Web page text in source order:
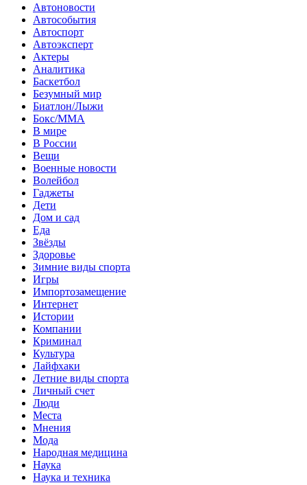
Автоновости
Автособытия
Автоспорт
Автоэксперт
Актеры
Аналитика
Баскетбол
Безумный мир
Биатлон/Лыжи
Бокс/MMA
В мире
В России
Вещи
Военные новости
Волейбол
Гаджеты
Дети
Дом и сад
Еда
Звёзды
Здоровье
Зимние виды спорта
Игры
Импортозамещение
Интернет
Истории
Компании
Криминал
Культура
Лайфхаки
Летние виды спорта
Личный счет
Люди
Места
Мнения
Мода
Народная медицина
Наука
Наука и техника